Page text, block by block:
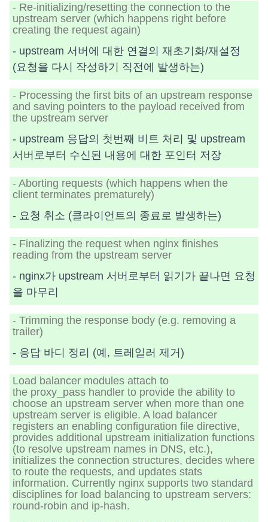
- Re-initializing/resetting the connection to the
upstream server (which happens right before
creating the request again)
- upstream 서버에 대한 연결의 재초기화/재설정
(요청을 다시 작성하기 직전에 발생하는)
- Processing the first bits of an upstream response
and saving pointers to the payload received from
the upstream server
- upstream 응답의 첫번째 비트 처리 및 upstream
서버로부터 수신된 내용에 대한 포인터 저장
- Aborting requests (which happens when the
client terminates prematurely)
- 요청 취소 (클라이언트의 종료로 발생하는)
- Finalizing the request when nginx finishes
reading from the upstream server
- nginx가 upstream 서버로부터 읽기가 끝나면 요청
을 마무리
- Trimming the response body (e.g. removing a
trailer)
- 응답 바디 정리 (예, 트레일러 제거)
Load balancer modules attach to
the proxy_pass handler to provide the ability to
choose an upstream server when more than one
upstream server is eligible. A load balancer
registers an enabling configuration file directive,
provides additional upstream initialization functions
(to resolve upstream names in DNS, etc.),
initializes the connection structures, decides where
to route the requests, and updates stats
information. Currently nginx supports two standard
disciplines for load balancing to upstream servers:
round-robin and ip-hash.